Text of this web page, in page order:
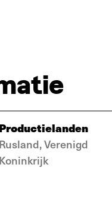
Productielanden
Rusland, Verenigd
Koninkrijk